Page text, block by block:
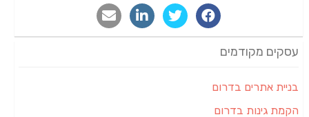
עסקים מקודמים
בניית אתרים בדרום
הקמת גינות בדרום